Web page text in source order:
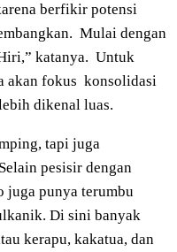
berfikir potensi
Mulai dengan
katanya. Untuk
akan fokus konsolidasi
dikenal luas.
tapi juga
pesisir dengan
juga punya terumbu
Di sini banyak
kerapu, kakatua, dan